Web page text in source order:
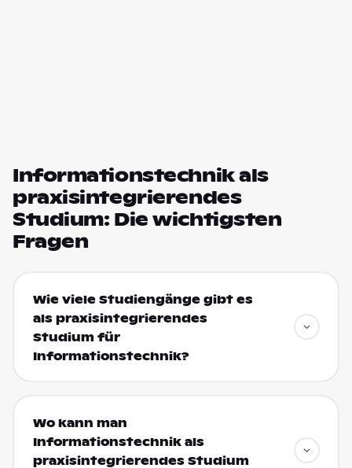
Informationstechnik als
praxisintegrierendes
Studium: Die wichtigsten
Fragen
Wie viele Studiengänge gibt es
als praxisintegrierendes
Studium für
Informationstechnik?
Wo kann man
Informationstechnik als
praxisintegrierendes Studium